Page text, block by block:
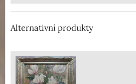
Alternativní produkty